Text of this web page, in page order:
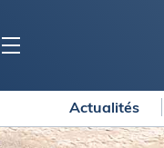
BLOC MARINE
Actualités